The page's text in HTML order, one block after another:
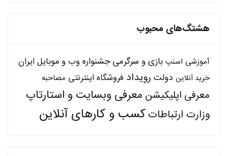
هشتگ‌های محبوب
آموزشی اسنپ بازی و سرگرمی جشنواره وب و موبایل ایران
خرید آنلاین دولت رویداد فروشگاه اینترنتی مصاحبه
معرفی اپلیکیشن معرفی وبسایت و استارتاپ
وزارت ارتباطاتکسب و کارهای آنلاین